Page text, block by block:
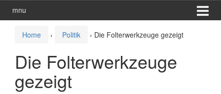
mnu
Home › Politik › Die Folterwerkzeuge gezeigt
Die Folterwerkzeuge
gezeigt